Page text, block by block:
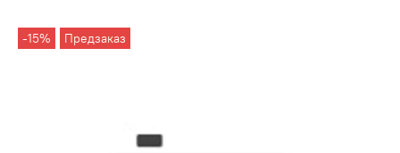
-15% Предзаказ